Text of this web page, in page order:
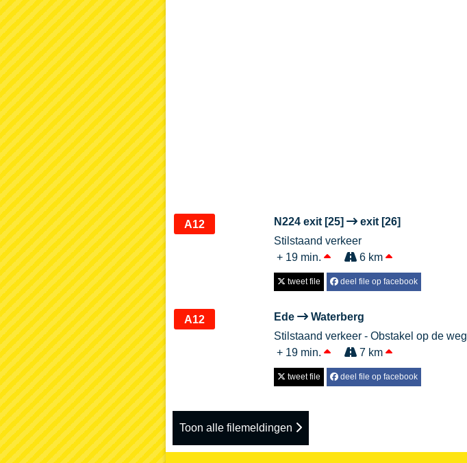
A12 N224 exit [25]
exit [26]
Stilstaand verkeer
+ 19 min.
6 km
tweet file deel file op facebook
A12 Ede
Waterberg
Stilstaand verkeer - Obstakel op de weg
+ 19 min.
7 km
tweet file deel file op facebook
Toon alle filemeldingen